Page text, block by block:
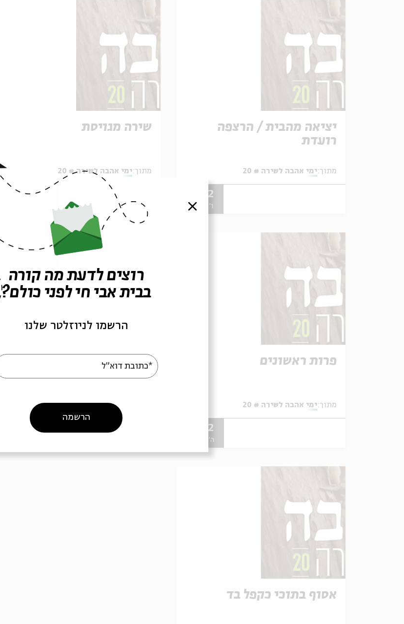
יציאה מהבית / הרצפה
רועדת
מתוך:ימי אהבה לשירה # 20
02.12
ו' | 10:30
שירה מגויסת
מתוך:ימי אהבה לשירה # 20
01.12.16
פרות ראשונים
מתוך:ימי אהבה לשירה # 20
01.12
ה' | 18:00
בחיק ילדות
ימי אהבה לשירה # 20
30.11.16
אסוף בתוכי כקפל בד
סגור
רוצים לדעת מה קורה
בבית אבי חי לפני כולם?
הרשמו לניוזלטר שלנו
*כתובת דוא"ל
הרשמה